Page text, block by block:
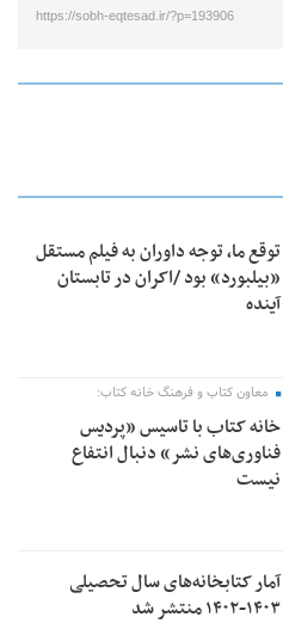
https://sobh-eqtesad.ir/?p=193906
توقع ما، توجه داوران به فیلم مستقل
«بیلبورد» بود /اکران در تابستان
آینده
معاون کتاب و فرهنگ خانه کتاب:
خانه کتاب با تاسیس «پردیس
فناوری‌های نشر» دنبال انتفاع
نیست
آمار کتابخانه‌های سال تحصیلی
۱۴۰۳-۱۴۰۲ منتشر شد